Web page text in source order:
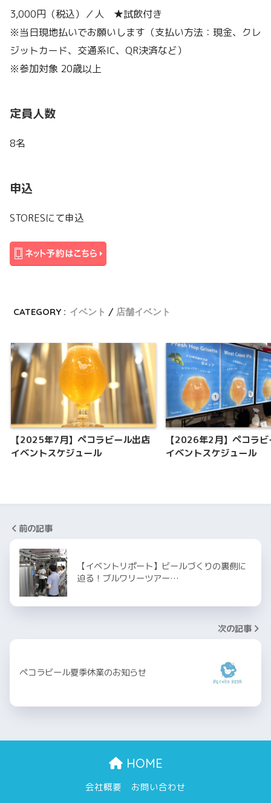
3,000円（税込）／人 ★試飲付き
※当日現地払いでお願いします（支払い方法：現金、クレ
ジットカード、交通系IC、QR決済など）
※参加対象 20歳以上
定員人数
8名
申込
STORESにて申込
CATEGORY : イベント 店舗イベント
【2025年7月】ペコラビール出店
イベントスケジュール
【2026年2月】ペコラ
イベントスケジュール
前の記事
【イベントリポート】ビールづくりの裏側に
迫る！ブルワリーツアー…
次の記事
ペコラビール夏季休業のお知らせ
HOME
会社概要 お問い合わせ